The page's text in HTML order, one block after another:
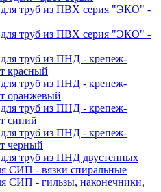
для труб из ПВХ серия "ЭКО" -
для труб из ПВХ серия "ЭКО" -
труб из ПНД - крепеж-
красный
труб из ПНД - крепеж-
оранжевый
труб из ПНД - крепеж-
синий
труб из ПНД - крепеж-
черный
труб из ПНД двустенных
СИП - вязки спиральные
СИП - гильзы, наконечники,